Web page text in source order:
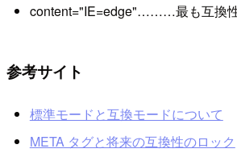
content="IE=edge"………最も互換
参考サイト
標準モードと互換モードについて
META タグと将来の互換性のロック